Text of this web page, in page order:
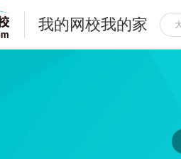
我的网校我的家